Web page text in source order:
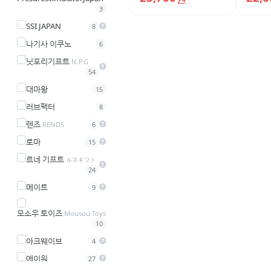
3
SSI JAPAN 8
나기사 이쿠노 6
닛포리기프트 N.P.G
54
대마왕 15
러브팩터 8
렌즈 RENDS 6
로마 15
르네 기프트 ルネギフト
24
메이트 9
모소우 토이즈 Mousou Toys
10
아크웨이브 4
에이원 27